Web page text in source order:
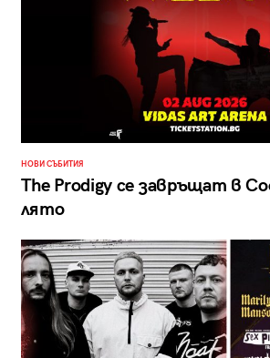
НОВИ СЪБИТИЯ
The Prodigy се завръщат в
лято